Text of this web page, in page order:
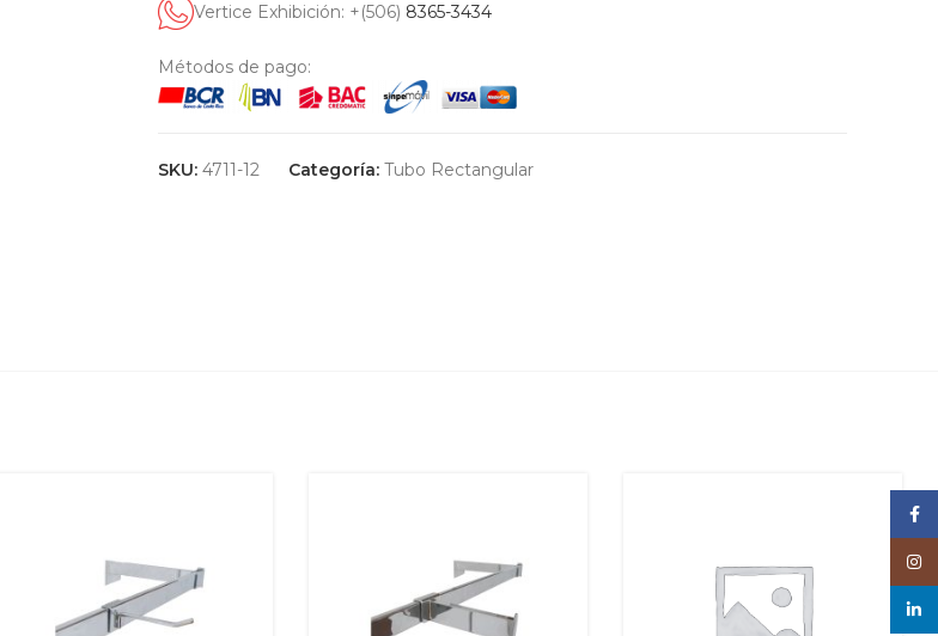
Vertice Exhibición: +(506) 8365-3434
Métodos de pago:
SKU: 4711-12 Categoría: Tubo Rectangular